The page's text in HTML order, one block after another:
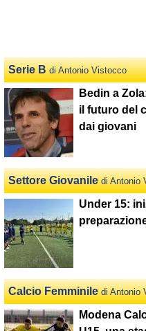
Serie B di Antonio Vistocco
Bedin a
il futuro del
dai giovani
Settore Giovanile di Antonio
Under 15:
Calcio Femminile di Antonio
Modena